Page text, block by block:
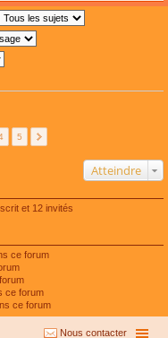
5
Atteindre
et 12 invités
ce forum
ce forum
ce forum
Nous contacter